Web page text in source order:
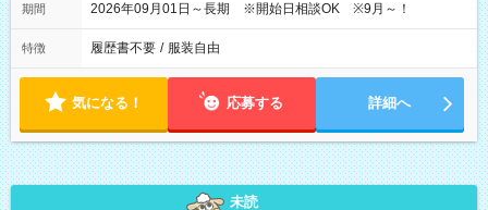
期間 2026年09月01日～長期 ※開始日相談OK ※9月～！
特徴 履歴書不要 / 服装自由
気になる！ 応募する 詳細へ
未読